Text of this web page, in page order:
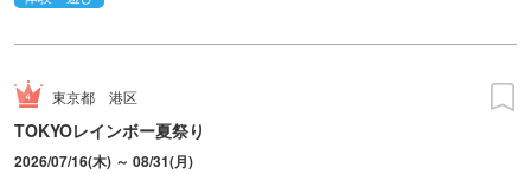
東京都 港区
TOKYOレインボー夏祭り
2026/07/16(木) ～ 08/31(月)